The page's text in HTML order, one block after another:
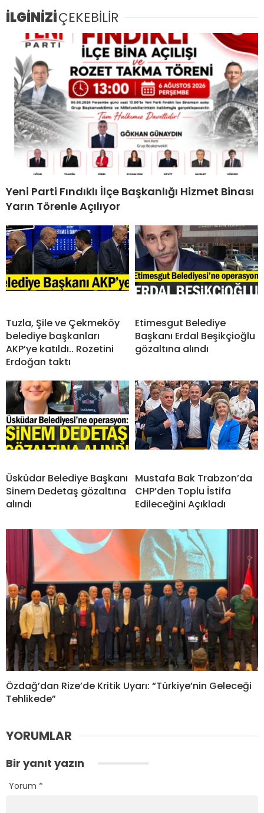
İLGİNİZİÇEKEBİLİR
Yeni Parti Fındıklı İlçe Başkanlığı Hizmet Binası
Yarın Törenle Açılıyor
Tuzla, Şile ve Çekmeköy
belediye başkanları
AKP’ye katıldı.. Rozetini
Erdoğan taktı
Etimesgut Belediye
Başkanı Erdal Beşikçioğlu
gözaltına alındı
Üsküdar Belediye Başkanı
Sinem Dedetaş gözaltına
alındı
Mustafa Bak Trabzon’da
CHP’den Toplu İstifa
Edileceğini Açıkladı
Özdağ’dan Rize’de Kritik Uyarı: “Türkiye’nin Geleceği
Tehlikede”
YORUMLAR
Bir yanıt yazın
Yorum *